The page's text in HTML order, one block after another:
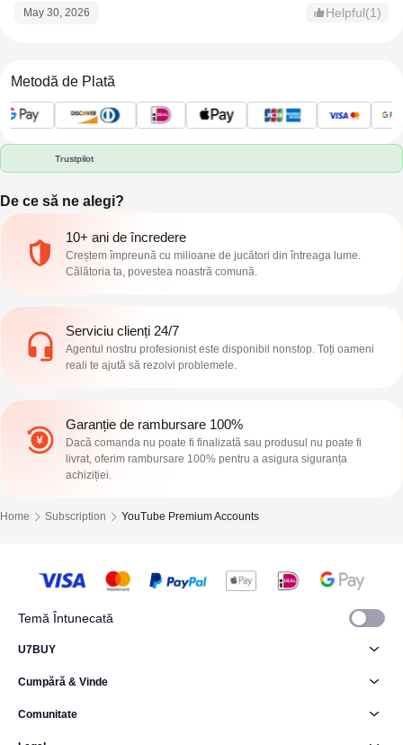
May 30, 2026 Helpful(1)
Metodă de Plată
Trustpilot
De ce să ne alegi?
10+ ani de încredere
Creștem împreună cu milioane de jucători din întreaga lume.
Călătoria ta, povestea noastră comună.
Serviciu clienți 24/7
Agentul nostru profesionist este disponibil nonstop. Toți oameni
reali te ajută să rezolvi problemele.
Garanție de rambursare 100%
Dacă comanda nu poate fi finalizată sau produsul nu poate fi
livrat, oferim rambursare 100% pentru a asigura siguranța
achiziției.
Home Subscription YouTube Premium Accounts
Temă Întunecată
U7BUY
Cumpără & Vinde
Comunitate